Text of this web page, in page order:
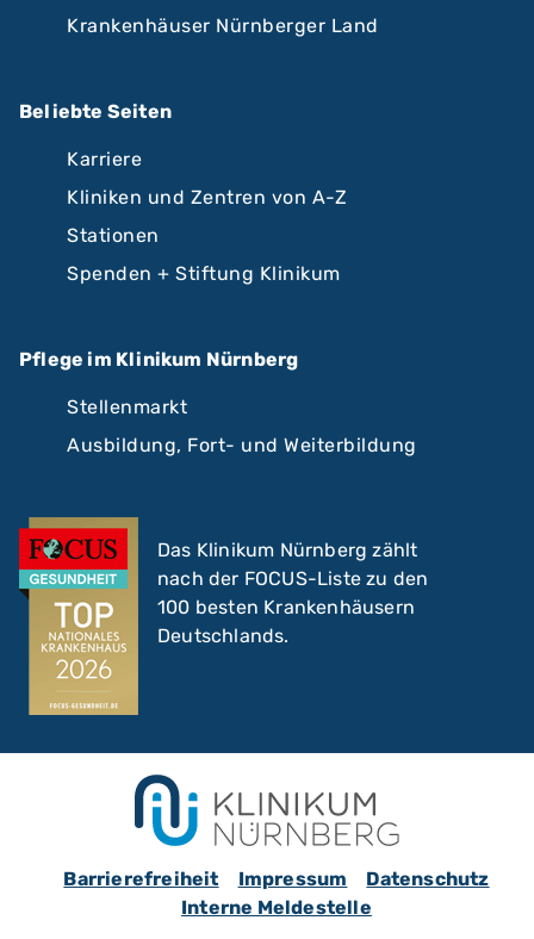
Krankenhäuser Nürnberger Land
Beliebte Seiten
Karriere
Kliniken und Zentren von A-Z
Stationen
Spenden + Stiftung Klinikum
Pflege im Klinikum Nürnberg
Stellenmarkt
Ausbildung, Fort- und Weiterbildung
Das Klinikum Nürnberg zählt
nach der FOCUS-Liste zu den
100 besten Krankenhäusern
Deutschlands.
Barrierefreiheit Impressum
Datenschutz
Interne Meldestelle